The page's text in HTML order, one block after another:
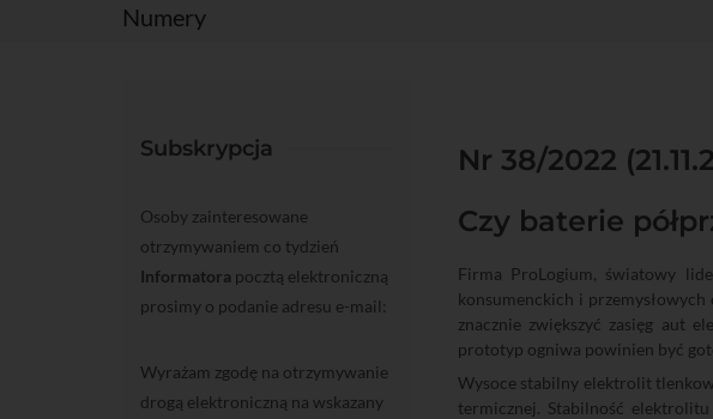
Numery
Nr 38/2022
Czy baterie
Firma ProLogium, światowy
konsumenckich i
znacznie zwiększyć zasięg aut
prototyp ogniwa powinien być
Wysoce stabilny elektrolit
termicznej. Stabilność
Subskrypcja
Osoby zainteresowane
otrzymywaniem co tydzień
Informatora pocztą elektroniczną
prosimy o podanie adresu e-mail:
Wyrażam zgodę na otrzymywanie
drogą elektroniczną na wskazany